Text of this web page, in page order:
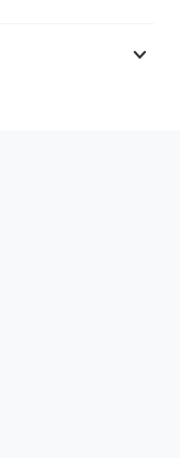
keyboard_arrow_down